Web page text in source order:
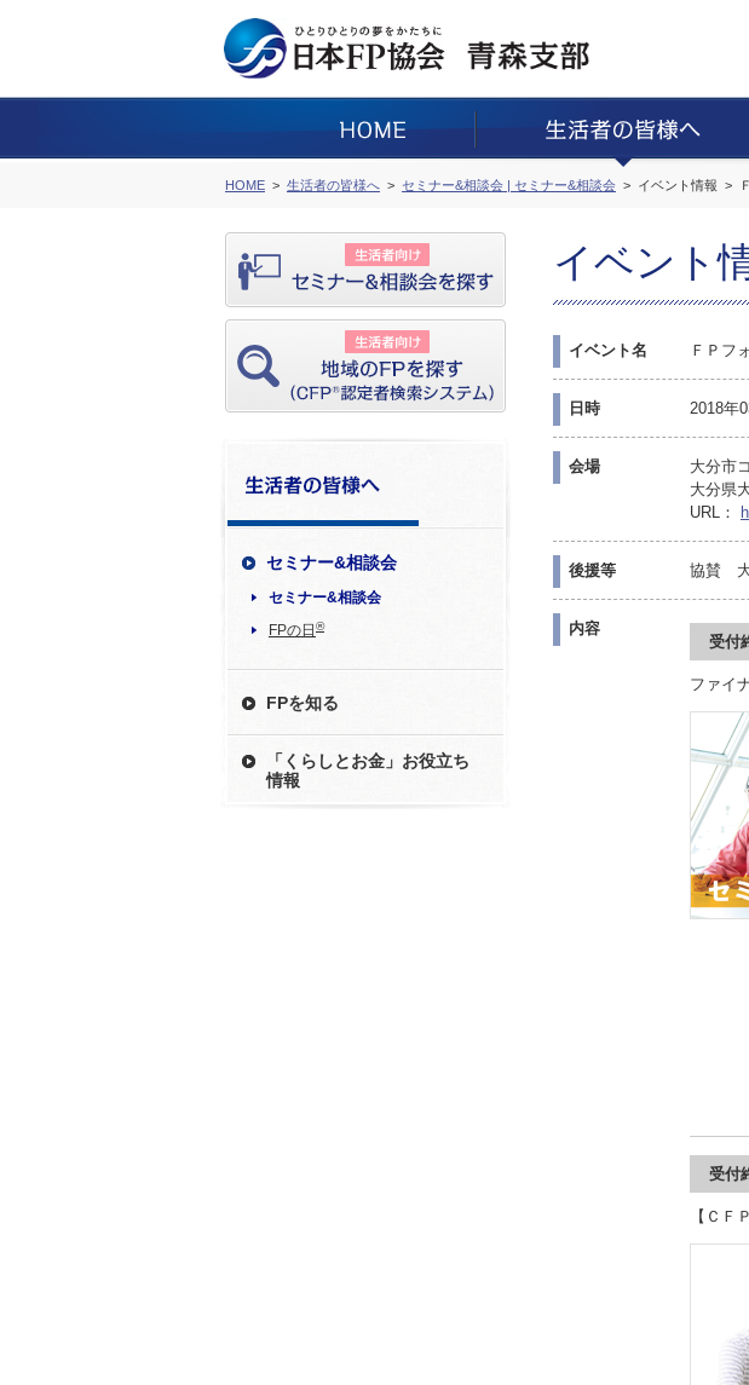
HOME 生活者の皆様へ セミナー&相談会 | セミナー&相談会 イベント情報
セミナー&相談会
セミナー&相談会
FPの日 ®
FPを知る
「くらしとお金」お役立ち
情報
イベント
イベント名 ＦＰフ
日時 2018年
会場
大分市
大分県
URL：
後援等 協賛
内容
受付
ファイ
受付
【Ｃ